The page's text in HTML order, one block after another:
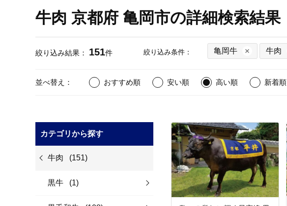
牛肉 京都府 亀岡市の詳細検索結果
絞り込み結果： 151件 絞り込み条件： 亀岡牛 牛肉
並べ替え： おすすめ順 安い順 高い順 新着順
カテゴリから探す
牛肉 (151)
黒牛 (1)